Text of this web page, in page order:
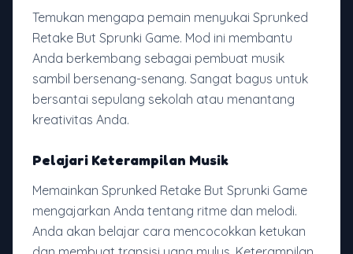
Temukan mengapa pemain menyukai Sprunked
Retake But Sprunki Game. Mod ini membantu
Anda berkembang sebagai pembuat musik
sambil bersenang-senang. Sangat bagus untuk
bersantai sepulang sekolah atau menantang
kreativitas Anda.
Pelajari Keterampilan Musik
Memainkan Sprunked Retake But Sprunki Game
mengajarkan Anda tentang ritme dan melodi.
Anda akan belajar cara mencocokkan ketukan